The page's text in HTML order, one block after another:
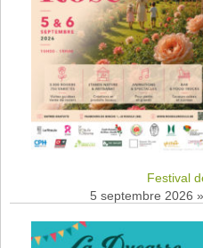
Festival
5 septembre 2026 »